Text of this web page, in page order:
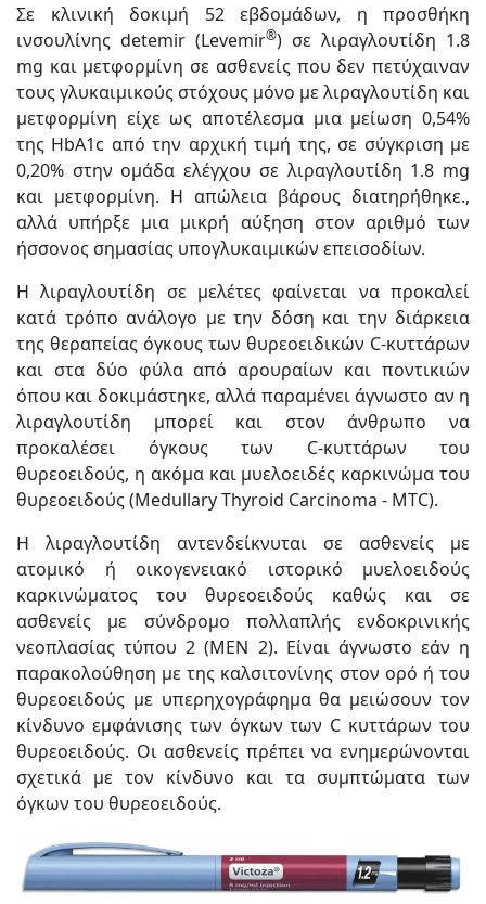
Σε κλινική δοκιμή 52 εβδομάδων, η προσθήκη
ινσουλίνης detemir (Levemir®) σε λιραγλουτίδη 1.8
mg και μετφορμίνη σε ασθενείς που δεν πετύχαιναν
τους γλυκαιμικούς στόχους μόνο με λιραγλουτίδη και
μετφορμίνη είχε ως αποτέλεσμα μια μείωση 0,54%
της HbA1c από την αρχική τιμή της, σε σύγκριση με
0,20% στην ομάδα ελέγχου σε λιραγλουτίδη 1.8 mg
και μετφορμίνη. Η απώλεια βάρους διατηρήθηκε.,
αλλά υπήρξε μια μικρή αύξηση στον αριθμό των
ήσσονος σημασίας υπογλυκαιμικών επεισοδίων.
Η λιραγλουτίδη σε μελέτες φαίνεται να προκαλεί
κατά τρόπο ανάλογο με την δόση και την διάρκεια
της θεραπείας όγκους των θυρεοειδικών C-κυττάρων
και στα δύο φύλα από αρουραίων και ποντικιών
όπου και δοκιμάστηκε, αλλά παραμένει άγνωστο αν η
λιραγλουτίδη μπορεί και στον άνθρωπο να
προκαλέσει όγκους των C-κυττάρων του
θυρεοειδούς, η ακόμα και μυελοειδές καρκινώμα του
θυρεοειδούς (Medullary Thyroid Carcinoma - MTC).
Η λιραγλουτίδη αντενδείκνυται σε ασθενείς με
ατομικό ή οικογενειακό ιστορικό μυελοειδούς
καρκινώματος του θυρεοειδούς καθώς και σε
ασθενείς με σύνδρομο πολλαπλής ενδοκρινικής
νεοπλασίας τύπου 2 (ΜΕΝ 2). Είναι άγνωστο εάν η
παρακολούθηση με της καλσιτονίνης στον ορό ή του
θυρεοειδούς με υπερηχογράφημα θα μειώσουν τον
κίνδυνο εμφάνισης των όγκων των C κυττάρων του
θυρεοειδούς. Οι ασθενείς πρέπει να ενημερώνονται
σχετικά με τον κίνδυνο και τα συμπτώματα των
όγκων του θυρεοειδούς.